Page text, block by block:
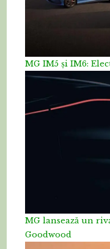
MG IM5 și IM6:
MG lansează un
Goodwood